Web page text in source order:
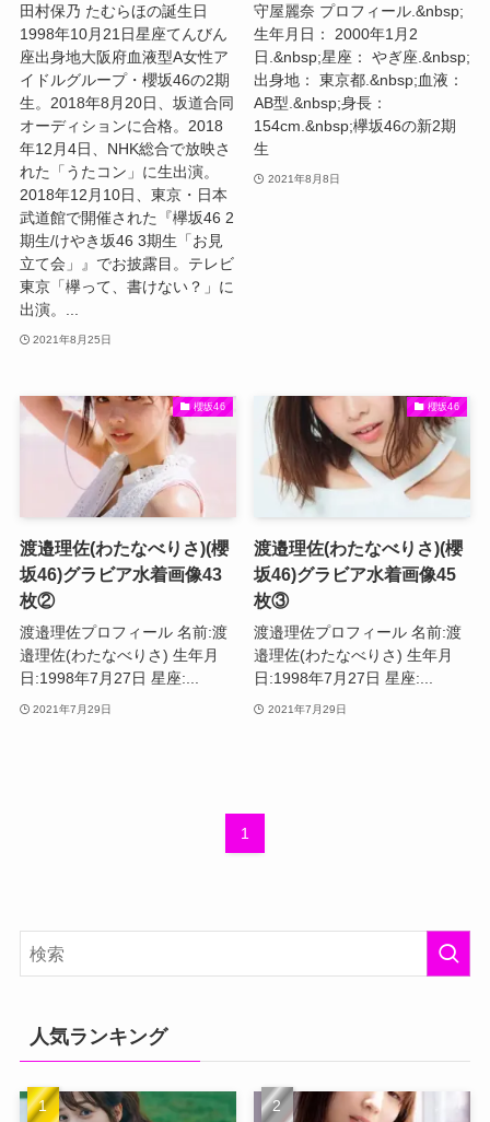
田村保乃 たむらほの誕生日
1998年10月21日星座てんびん
座出身地大阪府血液型A女性ア
イドルグループ・櫻坂46の2期
生。2018年8月20日、坂道合同
オーディションに合格。2018
年12月4日、NHK総合で放映さ
れた「うたコン」に生出演。
2018年12月10日、東京・日本
武道館で開催された『欅坂46 2
期生/けやき坂46 3期生「お見
立て会」』でお披露目。テレビ
東京「欅って、書けない？」に
出演。...
2021年8月25日
守屋麗奈 プロフィール.&nbsp;
生年月日： 2000年1月2
日.&nbsp;星座： やぎ座.&nbsp;
出身地： 東京都.&nbsp;血液：
AB型.&nbsp;身長：
154cm.&nbsp;欅坂46の新2期
生
2021年8月8日
櫻坂46
渡邉理佐(わたなべりさ)(櫻
坂46)グラビア水着画像43
枚②
渡邉理佐プロフィール 名前:渡
邉理佐(わたなべりさ) 生年月
日:1998年7月27日 星座:...
2021年7月29日
櫻坂46
渡邉理佐(わたなべりさ)(櫻
坂46)グラビア水着画像45
枚③
渡邉理佐プロフィール 名前:渡
邉理佐(わたなべりさ) 生年月
日:1998年7月27日 星座:...
2021年7月29日
1
人気ランキング